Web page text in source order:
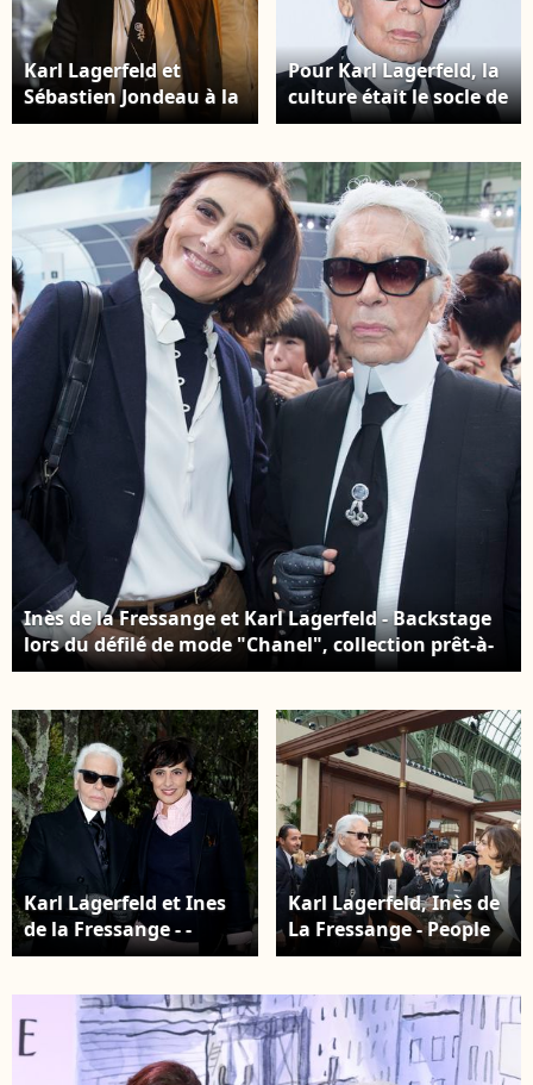
Karl Lagerfeld et
Sébastien Jondeau à la
sortie du Sénéquier à
2017. ©BestImage
Pour Karl Lagerfeld, la
culture était le socle de
toute création. Au-delà
mode, le créateur a
donc laissé un trésor
immense : sa
collection de livres.
Karl Lagerfeld - Dîner
"Sauver la vie" pour la
fondation Descartes
au Pavillon Ledoyen à
Paris. © Olivier
Borde/Bestimage
Inès de la Fressange et Karl Lagerfeld - Backstage
lors du défilé de mode "Chanel", collection prêt-à-
porter printemps-été 2016, au Grand Palais à Paris.
Karl Lagerfeld et Ines
de la Fressange - -
People au defile de
couture printemps ete
2013 au Grand Palais a
Paris. Le 22 janvier
Karl Lagerfeld, Inès de
La Fressange - People
au défilé de mode
prêt-à-porter automne-
hiver 2015/2016, à
Paris le 10 mars 2015.